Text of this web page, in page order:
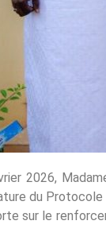
2026,
du Protocole
sur le